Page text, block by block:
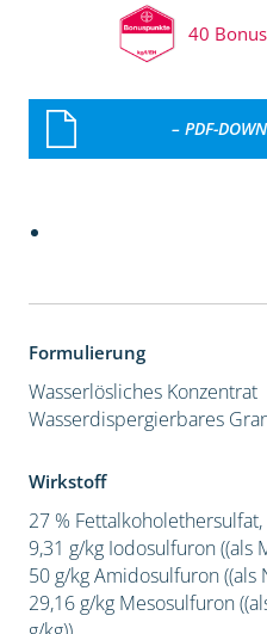
40
– PDF-
Formulierung
Wasserlösliches Konzentrat
Wasserdispergierbares
Wirkstoff
27 %
9,31 g/kg Iodosulfuron ((als
50 g/kg Amidosulfuron ((als
29,16 g/kg Mesosulfuron